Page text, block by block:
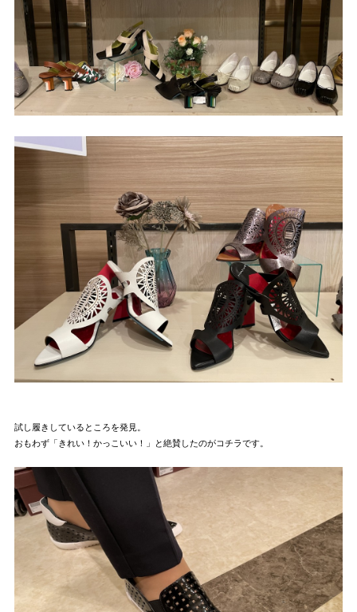
試し履きしているところを発見。
おもわず「きれい！かっこいい！」と絶賛したのがコチラです。